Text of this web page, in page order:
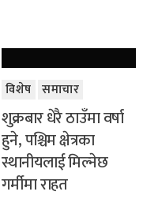
विशेष समाचार
शुक्रबार धेरै ठाउँमा वर्षा
हुने, पश्चिम क्षेत्रका
स्थानीयलाई मिल्नेछ
गर्मीमा राहत